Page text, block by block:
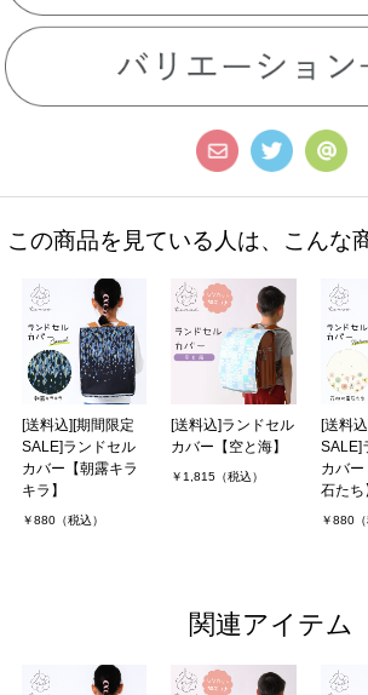
この商品を見ている人は、こんな
[送料込][期間限定
SALE]ランドセル
カバー【朝露キラ
キラ】
￥880（税込）
[送料込]ランドセル
カバー【空と海】
￥1,815（税込）
[送料
SALE]
カバー
石たち
￥880（
関連アイテム